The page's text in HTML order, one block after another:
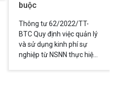
buộc
Thông tư 62/2022/TT-
BTC Quy định việc quản lý
và sử dụng kinh phí sự
nghiệp từ NSNN thực hiện